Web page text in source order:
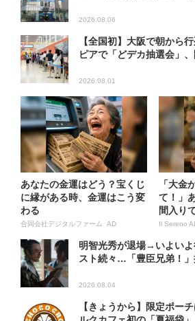
2026.08.06
【全国初】大阪で朝から
ピアで「どデカ抽選会」
2026.08.01
あなたの金運はどう？宝くじ
に縁がある時、金運はこう変
わる
合同会社デジタルファーム AD
「大金
て！」
間入り
Il Sereno
明智光秀が退場→いよい
スト続々…「豊臣兄弟！
2026.08.04
【きょうから】限定ポー